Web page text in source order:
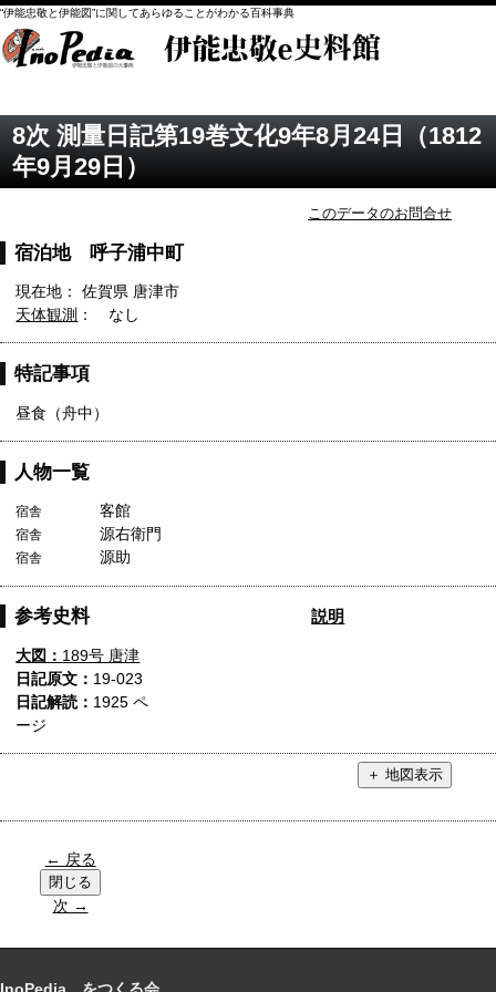
“伊能忠敬と伊能図”に関してあらゆることがわかる百科事典
8次 測量日記第19巻文化9年8月24日（1812
年9月29日）
このデータのお問合せ
宿泊地 呼子浦中町
現在地： 佐賀県 唐津市
天体観測 ： なし
特記事項
昼食（舟中）
人物一覧
宿舎 客館
宿舎 源右衛門
宿舎 源助
参考史料 説明
大図： 189号 唐津
日記原文： 19-023
日記解読： 1925 ペ
ージ
← 戻る
次 →
InoPedia をつくる会